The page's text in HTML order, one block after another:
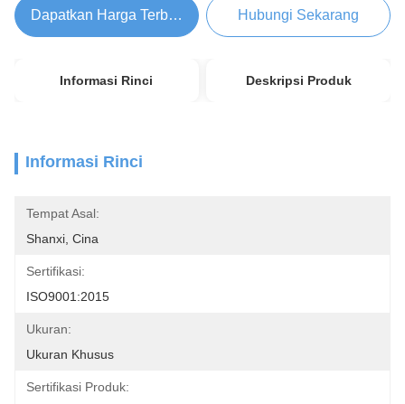
Dapatkan Harga Terbaik Hubungi Sekarang
Informasi Rinci Deskripsi Produk
Informasi Rinci
Tempat Asal:
Shanxi, Cina
Sertifikasi:
ISO9001:2015
Ukuran:
Ukuran Khusus
Sertifikasi Produk: